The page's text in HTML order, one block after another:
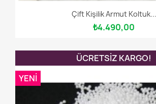
Çift Kişilik Armut Koltuk...
₺4.490,00
ÜCRETSIZ KARGO!
YENI